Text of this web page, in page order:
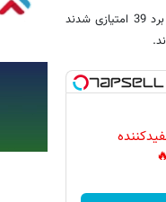
این برد، اولین پیروزی تیم تراکتور در لیگ برتر تحت هدایت محمد ربیعی بود. تراکتوری‌ها با این برد 39 امتیازی شدند